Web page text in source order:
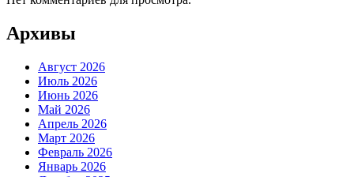
Архивы
Август 2026
Июль 2026
Июнь 2026
Май 2026
Апрель 2026
Март 2026
Февраль 2026
Январь 2026